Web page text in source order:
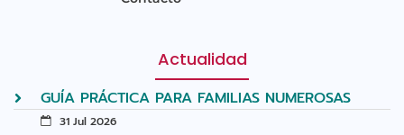
Actualidad
GUÍA PRÁCTICA PARA FAMILIAS NUMEROSAS
31 Jul 2026